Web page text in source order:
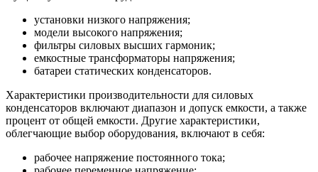
установки низкого напряжения;
модели высокого напряжения;
фильтры силовых высших гармоник;
емкостные трансформаторы напряжения;
батареи статических конденсаторов.
Характеристики производительности для силовых
конденсаторов включают диапазон и допуск емкости, а также
процент от общей емкости. Другие характеристики,
облегчающие выбор оборудования, включают в себя:
рабочее напряжение постоянного тока;